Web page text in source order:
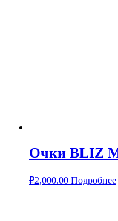
Очки BLIZ
₽2,000.00 Подробнее